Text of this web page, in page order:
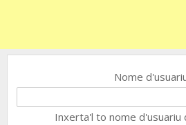
Nome
Inxerta'l to nome d'usuariu